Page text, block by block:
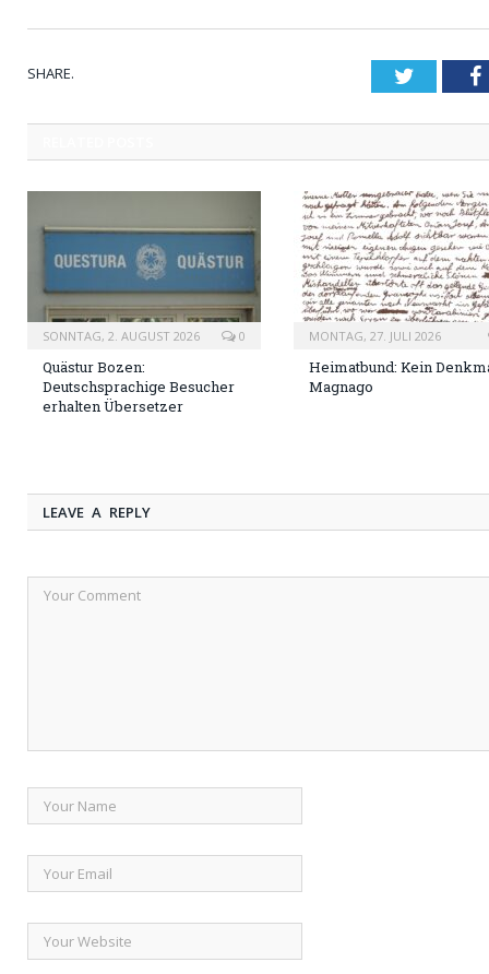
SHARE. Twitter
SONNTAG, 2. AUGUST 2026 0
Quästur Bozen:
Deutschsprachige Besucher
erhalten Übersetzer
MONTAG, 27. JULI 2026
Heimatbund: Kein
Magnago
LEAVE A REPLY